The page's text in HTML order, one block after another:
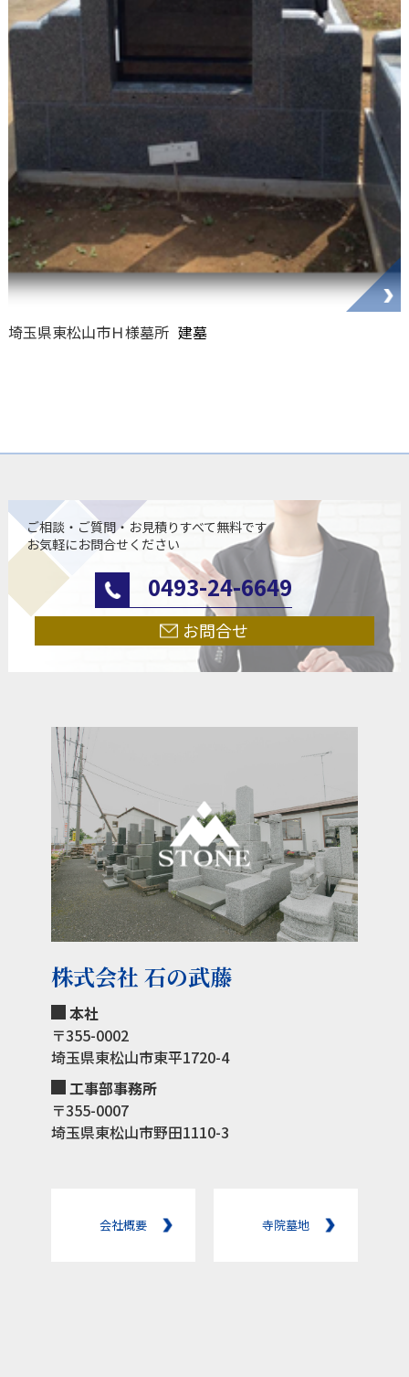
埼玉県東松山市Ｈ様墓所 建墓
ご相談・ご質問・お見積りすべて無料です
お気軽にお問合せください
0493-24-6649
お問合せ
株式会社 石の武藤
本社
〒355-0002
埼玉県東松山市東平1720-4
工事部事務所
〒355-0007
埼玉県東松山市野田1110-3
会社概要 寺院墓地